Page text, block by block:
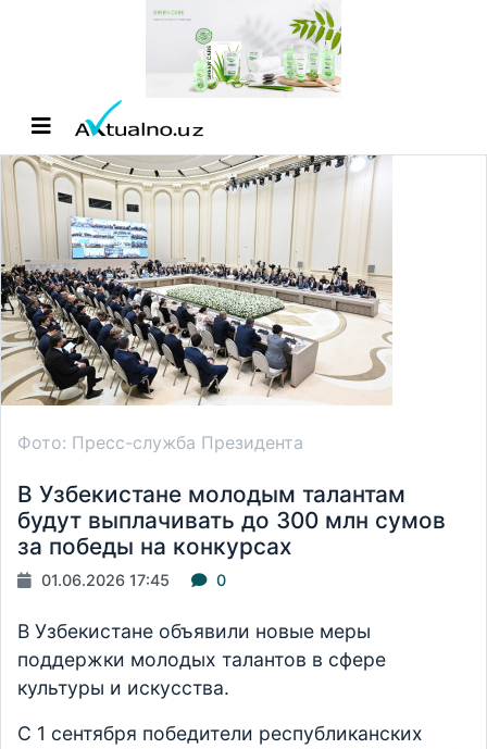
Фото: Пресс-служба Президента
В Узбекистане молодым талантам
будут выплачивать до 300 млн сумов
за победы на конкурсах
01.06.2026 17:45 0
В Узбекистане объявили новые меры
поддержки молодых талантов в сфере
культуры и искусства.
С 1 сентября победители республиканских